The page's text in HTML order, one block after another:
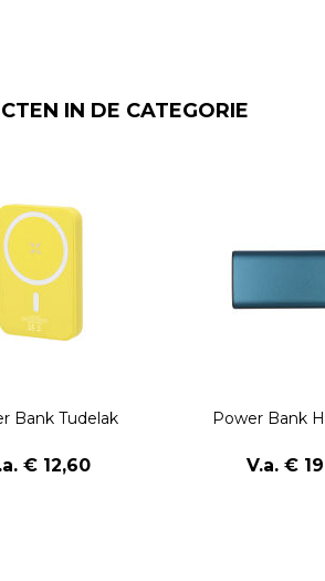
IN DE CATEGORIE
Bank Tudelak
€ 12,60
Power Bank
V.a. €